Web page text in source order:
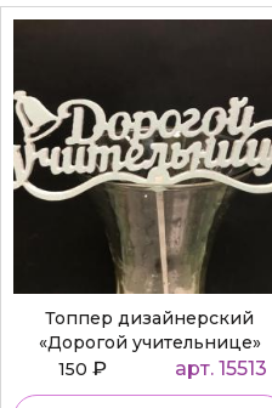
Топпер дизайнерский
«Дорогой учительнице»
150₽ арт. 15513